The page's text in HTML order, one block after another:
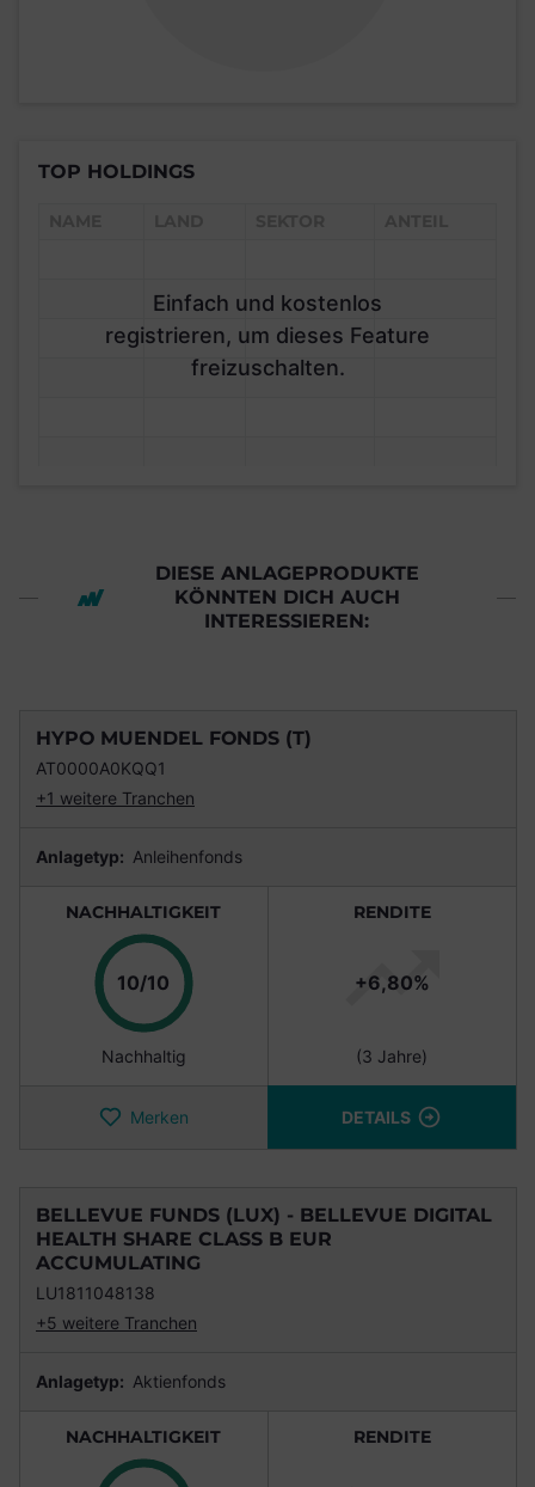
TOP HOLDINGS
Einfach und kostenlos
registrieren, um dieses Feature
freizuschalten.
DIESE ANLAGEPRODUKTE
KÖNNTEN DICH AUCH
INTERESSIEREN:
HYPO MUENDEL FONDS (T)
AT0000A0KQQ1
+1 weitere Tranchen
Anlagetyp: Anleihenfonds
NACHHALTIGKEIT
10/10 Punkte
Nachhaltig
RENDITE
+6,80%
(3 Jahre)
Merken DETAILS
BELLEVUE FUNDS (LUX) - BELLEVUE DIGITAL
HEALTH SHARE CLASS B EUR
ACCUMULATING
LU1811048138
+5 weitere Tranchen
Anlagetyp: Aktienfonds
NACHHALTIGKEIT RENDITE